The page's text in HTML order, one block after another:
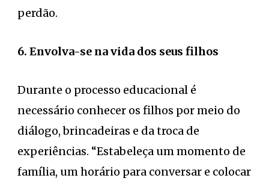
perdão.
6. Envolva-se na vida dos seus filhos
Durante o processo educacional é
necessário conhecer os filhos por meio do
diálogo, brincadeiras e da troca de
experiências. “Estabeleça um momento de
família, um horário para conversar e colocar